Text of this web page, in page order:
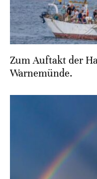
Zum Auftakt der
Warnemünde.